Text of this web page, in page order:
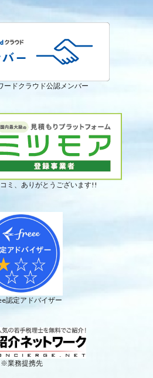
ドクラウド公認メンバー
ミ、ありがとうございます!!
認定アドバイザー
※業務提携先